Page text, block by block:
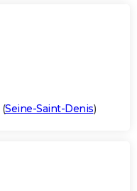
(Seine-Saint-Denis)